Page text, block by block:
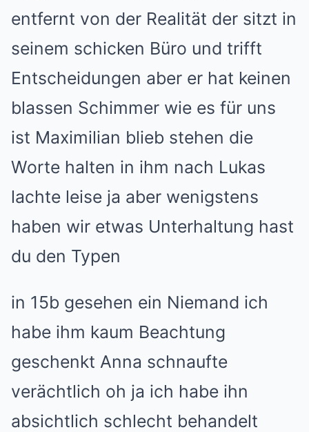
entfernt von der Realität der sitzt in
seinem schicken Büro und trifft
Entscheidungen aber er hat keinen
blassen Schimmer wie es für uns
ist Maximilian blieb stehen die
Worte halten in ihm nach Lukas
lachte leise ja aber wenigstens
haben wir etwas Unterhaltung hast
du den Typen
in 15b gesehen ein Niemand ich
habe ihm kaum Beachtung
geschenkt Anna schnaufte
verächtlich oh ja ich habe ihn
absichtlich schlecht behandelt